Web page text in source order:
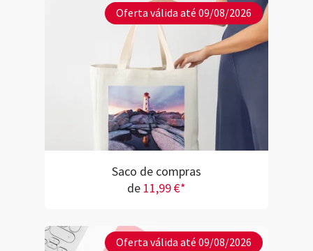
Oferta válida até 09/08/2026
Saco de compras
de 11,99 €*
Oferta válida até 09/08/2026